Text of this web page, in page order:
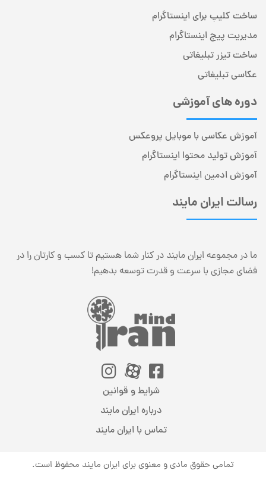
ساخت کلیپ برای اینستاگرام
مدیریت پیج اینستاگرام
ساخت تیزر تبلیغاتی
عکاسی تبلیغاتی
دوره های آموزشی
آموزش عکاسی با موبایل پروعکس
آموزش تولید محتوا اینستاگرام
آموزش ادمین اینستاگرام
رسالت ایران مایند
ما در مجموعه ایران مایند در کنار شما هستیم تا کسب و کارتان را در
فضای مجازی با سرعت و قدرت توسعه بدهیم!
شرایط و قوانین
درباره ایران مایند
تماس با ایران مایند
تمامی حقوق مادی و معنوی برای ایران مایند محفوظ است.